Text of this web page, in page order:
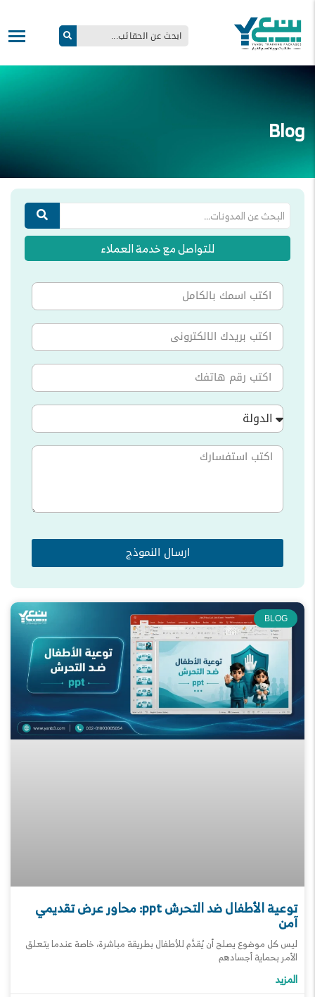
Blog
للتواصل مع خدمة العملاء
الدولة
ارسال النموذج
BLOG
توعية الأطفال ضد التحرش ppt: محاور عرض تقديمي
آمن
ليس كل موضوع يصلح أن يُقدَّم للأطفال بطريقة مباشرة، خاصة عندما يتعلق
الأمر بحماية أجسادهم
المزيد